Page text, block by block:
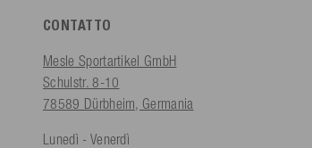
CONTATTO
Mesle Sportartikel GmbH
Schulstr. 8-10
78589 Dürbheim, Germania
Lunedì - Venerdì